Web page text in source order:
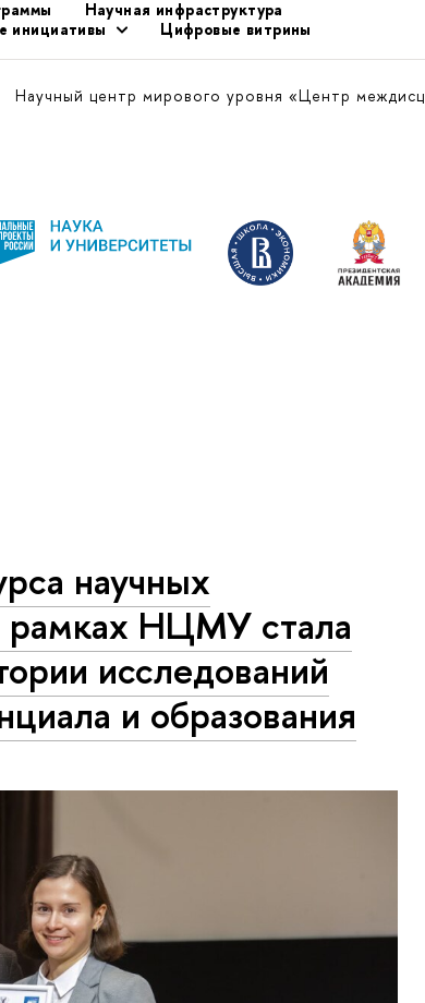
Научная инфраструктура
инициативы
Цифровые витрины
Научный центр мирового уровня «Центр
научных
НЦМУ стала
ис­сле­до­ва­ний
и образования